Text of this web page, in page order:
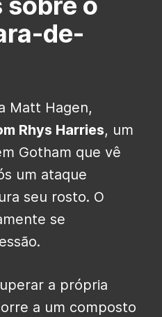
de-
Matt Hagen,
Rhys Harries, um
Gotham que vê
um ataque
seu rosto. O
se
a própria
a um composto